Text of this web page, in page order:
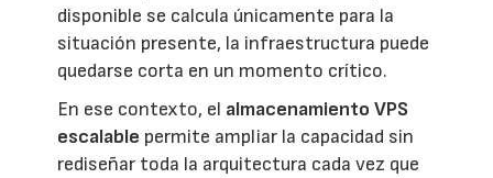
disponible se calcula únicamente para la
situación presente, la infraestructura puede
quedarse corta en un momento crítico.
En ese contexto, el almacenamiento VPS
escalable permite ampliar la capacidad sin
rediseñar toda la arquitectura cada vez que